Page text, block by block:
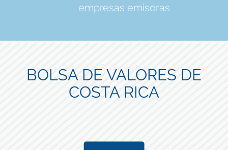
empresas emisoras
BOLSA DE VALORES DE
COSTA RICA